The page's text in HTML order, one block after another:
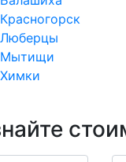
Красногорск
Люберцы
Мытищи
Химки